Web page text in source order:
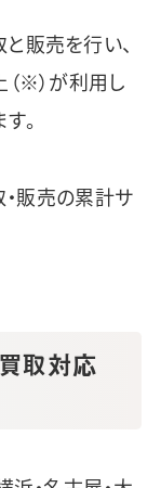
販売を行い、
※）が利用し
。
・販売の累計サ
取対応